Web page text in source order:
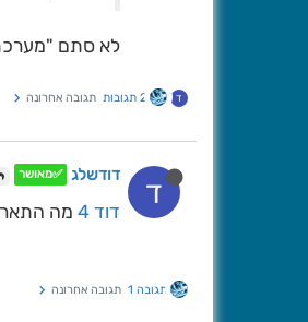
לא סתם
ד 2 תגובות תגובה אחרונה
ד דודשלג ✅מאושר
דוד 4 מה
תגובה 1 תגובה אחרונה